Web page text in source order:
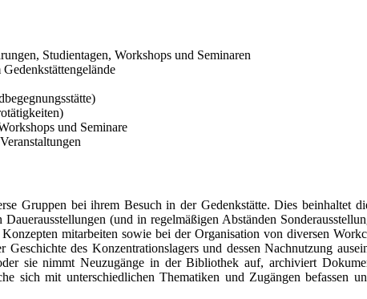
Studientagen, Workshops und Seminaren
und Seminare
Gruppen bei ihrem Besuch in der Gedenkstätte. Dies beinhaltet
(und in regelmäßigen Abständen
mitarbeiten sowie bei der Organisation von diversen
des Konzentrationslagers und dessen Nachnutzung
sie nimmt Neuzugänge in der Bibliothek auf, archiviert
sich mit unterschiedlichen Thematiken und Zugängen befassen